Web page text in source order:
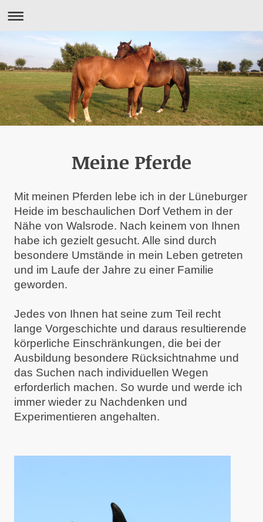
Meine Pferde
Mit meinen Pferden lebe ich in der Lüneburger
Heide im beschaulichen Dorf Vethem in der
Nähe von Walsrode. Nach keinem von Ihnen
habe ich gezielt gesucht. Alle sind durch
besondere Umstände in mein Leben getreten
und im Laufe der Jahre zu einer Familie
geworden.
Jedes von Ihnen hat seine zum Teil recht
lange Vorgeschichte und daraus resultierende
körperliche Einschränkungen, die bei der
Ausbildung besondere Rücksichtnahme und
das Suchen nach individuellen Wegen
erforderlich machen. So wurde und werde ich
immer wieder zu Nachdenken und
Experimentieren angehalten.